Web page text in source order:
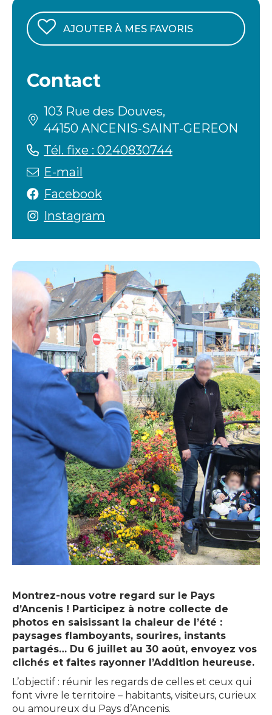
Montrez-nous votre regard sur le Pays
d’Ancenis ! Participez à notre collecte de
photos en saisissant la chaleur de l’été :
paysages flamboyants, sourires, instants
partagés… Du 6 juillet au 30 août, envoyez vos
clichés et faites rayonner l’Addition heureuse.
L’objectif : réunir les regards de celles et ceux qui
font vivre le territoire – habitants, visiteurs, curieux
ou amoureux du Pays d’Ancenis.
AJOUTER À MES FAVORIS
Contact
103 Rue des Douves,
44150 ANCENIS-SAINT-GEREON
Tél. fixe : 0240830744
E-mail
Facebook
Instagram